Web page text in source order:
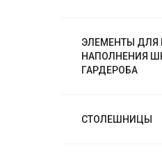
ЭЛЕМЕНТЫ ДЛЯ
НАПОЛНЕНИЯ
ГАРДЕРОБА
СТОЛЕШНИЦЫ